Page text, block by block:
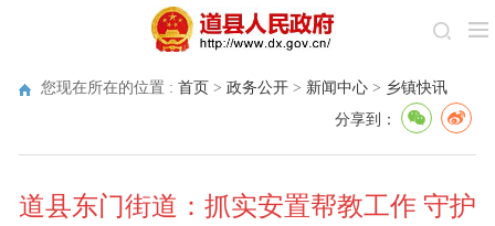
您现在所在的位置 : 首页 > 政务公开 > 新闻中心 > 乡镇快讯
分享到：
道县东门街道：抓实安置帮教工作 守护